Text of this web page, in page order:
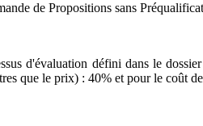
de Propositions sans
d'évaluation défini dans le
que le prix) : 40% et pour le coût